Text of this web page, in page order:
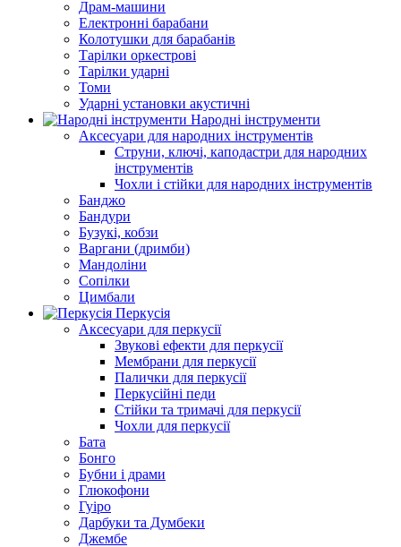
Драм-машини
Електронні барабани
Колотушки для барабанів
Тарілки оркестрові
Тарілки ударні
Томи
Ударні установки акустичні
Народні інструменти
Аксесуари для народних інструментів
Струни, ключі, каподастри для народних
інструментів
Чохли і стійки для народних інструментів
Банджо
Бандури
Бузукі, кобзи
Варгани (дримби)
Мандоліни
Сопілки
Цимбали
Перкусія
Аксесуари для перкусії
Звукові ефекти для перкусії
Мембрани для перкусії
Палички для перкусії
Перкусійні педи
Стійки та тримачі для перкусії
Чохли для перкусії
Бата
Бонго
Бубни і драми
Глюкофони
Гуіро
Дарбуки та Думбеки
Джембе